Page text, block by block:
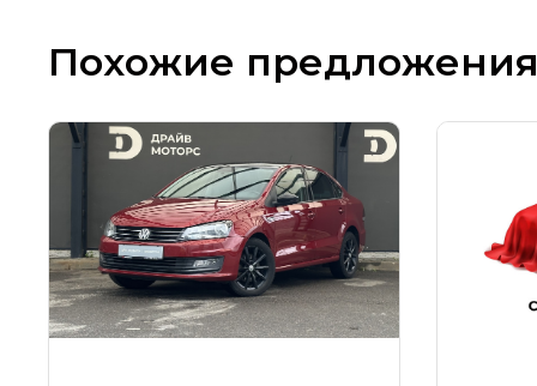
Похожие